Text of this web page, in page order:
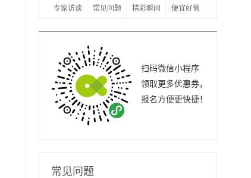
专家访谈 常见问题 精彩瞬间 便宜好营
扫码微信小程序
领取更多优惠券，
报名方便更快捷！
常见问题